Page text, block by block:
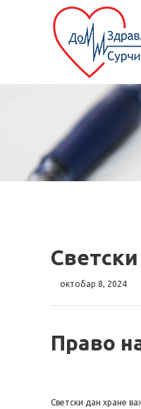
октобар 8, 2024
Право
Светски дан хране